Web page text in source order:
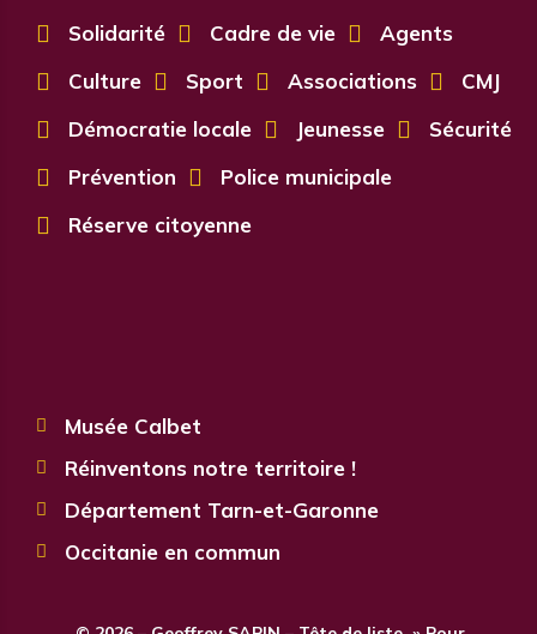
 Solidarité  Cadre de vie  Agents
 Culture  Sport  Associations  CMJ
 Démocratie locale  Jeunesse  Sécurité
 Prévention  Police municipale
 Réserve citoyenne
 Musée Calbet
 Réinventons notre territoire !
 Département Tarn-et-Garonne
 Occitanie en commun